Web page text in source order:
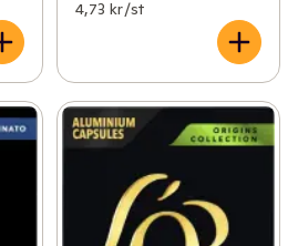
4,73 kr /st